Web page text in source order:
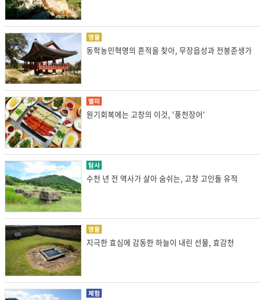
명물
동학농민혁명의 흔적을 찾아, 무장읍성과 전봉준생가
별미
원기회복에는 고창의 이것, '풍천장어'
탐사
수천 년 전 역사가 살아 숨쉬는, 고창 고인돌 유적
명물
지극한 효심에 감동한 하늘이 내린 선물, 효감천
체험